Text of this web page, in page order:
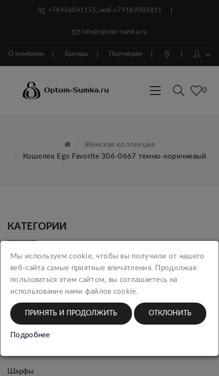
+74956041155, моб.+79169903811
info@optom-sumka.ru
О компании Бренды Партнерам
0
Женская коллекция
Кошелек Ego Favorite 306-0667 темно-коричневый
КАТЕГОРИИ
Новинки
коллекция
Мужская
коллекция
Багаж
Шарфы
Мы используем cookie, чтобы вы получили от нашего
веб-сайта самые приятные впечатления. Продолжая
пользоваться этим сайтом, вы соглашаетесь на
использование нами файлов cookie.
ПРИНЯТЬ И ПРОДОЛЖИТЬ ОТКЛОНИТЬ
Подробнее